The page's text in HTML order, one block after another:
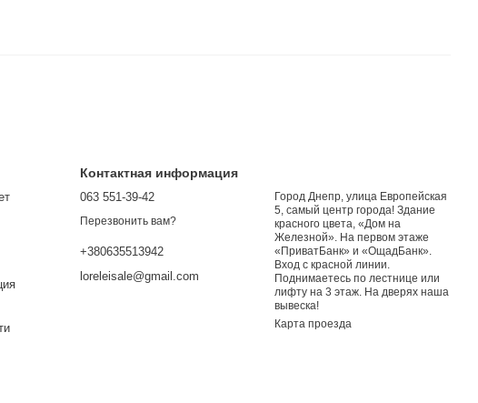
Контактная информация
063 551-39-42
Перезвонить вам?
+380635513942
loreleisale@gmail.com
Город Днепр, улица Европейская
5, самый центр города! Здание
красного цвета, «Дом на
Железной». На первом этаже
«ПриватБанк» и «ОщадБанк».
Вход с красной линии.
Поднимаетесь по лестнице или
лифту на 3 этаж. На дверях наша
вывеска!
Карта проезда